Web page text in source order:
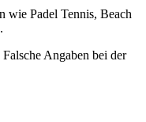
wie Padel Tennis, Beach
Angaben bei der